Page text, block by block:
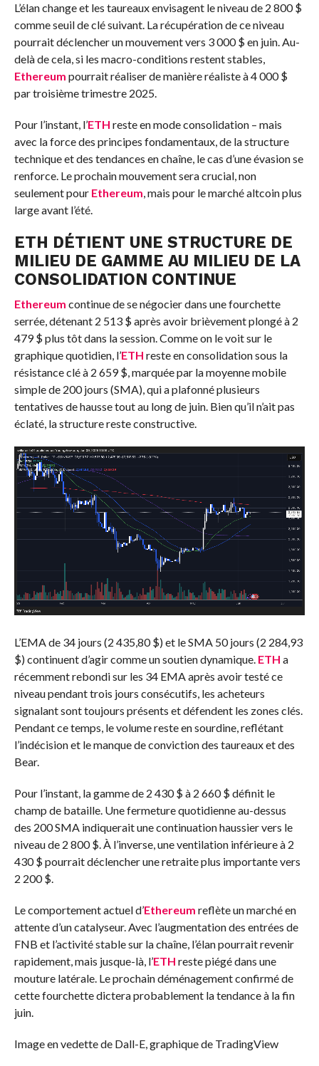
L’élan change et les taureaux envisagent le niveau de 2 800 $
comme seuil de clé suivant. La récupération de ce niveau
pourrait déclencher un mouvement vers 3 000 $ en juin. Au-
delà de cela, si les macro-conditions restent stables,
Ethereum pourrait réaliser de manière réaliste à 4 000 $
par troisième trimestre 2025.
Pour l’instant, l’ETH reste en mode consolidation – mais
avec la force des principes fondamentaux, de la structure
technique et des tendances en chaîne, le cas d’une évasion se
renforce. Le prochain mouvement sera crucial, non
seulement pour Ethereum, mais pour le marché altcoin plus
large avant l’été.
ETH DÉTIENT UNE STRUCTURE DE
MILIEU DE GAMME AU MILIEU DE LA
CONSOLIDATION CONTINUE
Ethereum continue de se négocier dans une fourchette
serrée, détenant 2 513 $ après avoir brièvement plongé à 2
479 $ plus tôt dans la session. Comme on le voit sur le
graphique quotidien, l’ETH reste en consolidation sous la
résistance clé à 2 659 $, marquée par la moyenne mobile
simple de 200 jours (SMA), qui a plafonné plusieurs
tentatives de hausse tout au long de juin. Bien qu’il n’ait pas
éclaté, la structure reste constructive.
L’EMA de 34 jours (2 435,80 $) et le SMA 50 jours (2 284,93
$) continuent d’agir comme un soutien dynamique. ETH a
récemment rebondi sur les 34 EMA après avoir testé ce
niveau pendant trois jours consécutifs, les acheteurs
signalant sont toujours présents et défendent les zones clés.
Pendant ce temps, le volume reste en sourdine, reflétant
l’indécision et le manque de conviction des taureaux et des
Bear.
Pour l’instant, la gamme de 2 430 $ à 2 660 $ définit le
champ de bataille. Une fermeture quotidienne au-dessus
des 200 SMA indiquerait une continuation haussier vers le
niveau de 2 800 $. À l’inverse, une ventilation inférieure à 2
430 $ pourrait déclencher une retraite plus importante vers
2 200 $.
Le comportement actuel d’Ethereum reflète un marché en
attente d’un catalyseur. Avec l’augmentation des entrées de
FNB et l’activité stable sur la chaîne, l’élan pourrait revenir
rapidement, mais jusque-là, l’ETH reste piégé dans une
mouture latérale. Le prochain déménagement confirmé de
cette fourchette dictera probablement la tendance à la fin
juin.
Image en vedette de Dall-E, graphique de TradingView